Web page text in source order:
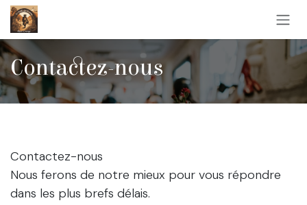
Se rendre au contenu
Contactez-nous
Contactez-nous
Nous ferons de notre mieux pour vous répondre
dans les plus brefs délais.